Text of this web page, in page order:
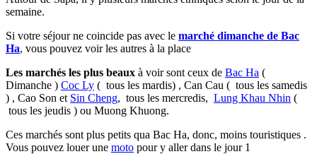
semaine.
Si votre séjour ne coincide pas avec le marché dimanche de Bac
Ha, vous pouvez voir les autres à la place
Les marchés les plus beaux à voir sont ceux de Bac Ha (
Dimanche ) Coc Ly ( tous les mardis) , Can Cau ( tous les samedis
) , Cao Son et Sin Cheng, tous les mercredis, Lung Khau Nhin (
tous les jeudis ) ou Muong Khuong.
Ces marchés sont plus petits qua Bac Ha, donc, moins touristiques .
Vous pouvez louer une moto pour y aller dans le jour 1